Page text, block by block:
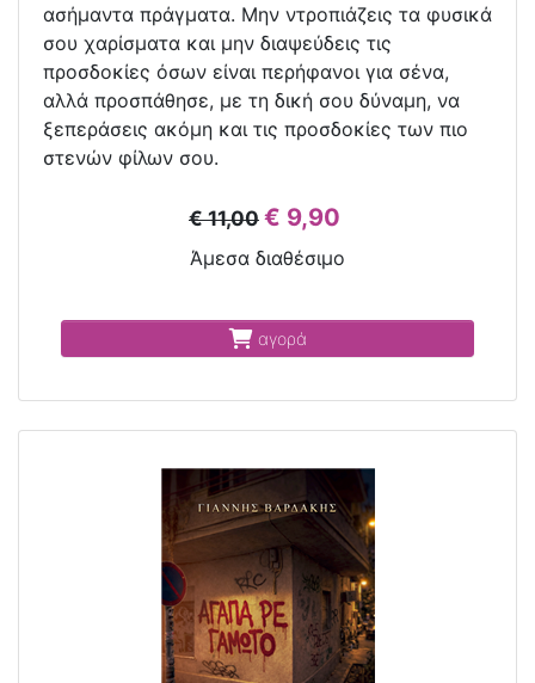
ασήµαντα πράγµατα. Μην ντροπιάζεις τα φυσικά
σου χαρίσµατα και µην διαψεύδεις τις
προσδοκίες όσων είναι περήφανοι για σένα,
αλλά προσπάθησε, µε τη δική σου δύναµη, να
ξεπεράσεις ακόµη και τις προσδοκίες των πιο
στενών φίλων σου.
€ 11,00 € 9,90
Άμεσα διαθέσιμο
αγορά